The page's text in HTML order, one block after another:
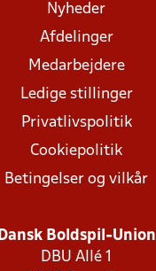
Nyheder
Afdelinger
Medarbejdere
Ledige stillinger
Privatlivspolitik
Cookiepolitik
Betingelser og vilkår
Dansk Boldspil-Union
DBU Allé 1